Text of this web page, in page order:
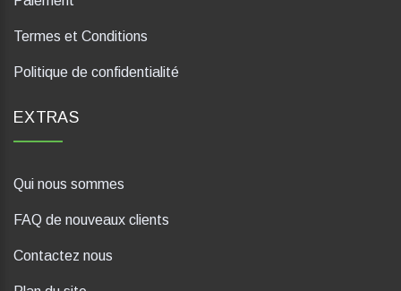
Termes et Conditions
Politique de confidentialité
EXTRAS
Qui nous sommes
FAQ de nouveaux clients
Contactez nous